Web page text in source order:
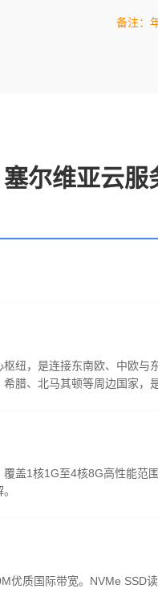
备注：
塞尔维亚云服
枢纽，是连接东南欧、中欧
腊、北马其顿等周边国家，
盖1核1G至4核8G高性能
优质国际带宽。NVMe